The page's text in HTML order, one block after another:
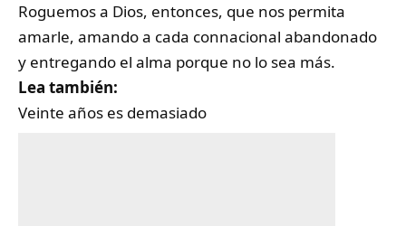
Roguemos a Dios, entonces, que nos permita
amarle, amando a cada connacional abandonado
y entregando el alma porque no lo sea más.
Lea también:
Veinte años es demasiado